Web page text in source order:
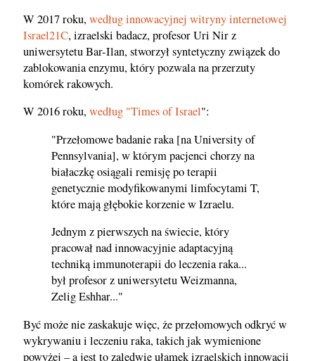
W 2017 roku,według innowacyjnej witryny internetowej
Israel21C, izraelski badacz, profesor Uri Nir z
uniwersytetu Bar-Ilan, stworzył syntetyczny związek do
zablokowania enzymu, który pozwala na przerzuty
komórek rakowych.
W 2016 roku,według "Times of Israel":
"Przełomowe badanie raka [na University of
Pennsylvania], w którym pacjenci chorzy na
białaczkę osiągali remisję po terapii
genetycznie modyfikowanymi limfocytami T,
które mają głębokie korzenie w Izraelu.
Jednym z pierwszych na świecie, który
pracował nad innowacyjnie adaptacyjną
techniką immunoterapii do leczenia raka...
był profesor z uniwersytetu Weizmanna,
Zelig Eshhar..."
Być może nie zaskakuje więc, że przełomowych odkryć w
wykrywaniu i leczeniu raka, takich jak wymienione
powyżej – a jest to zaledwie ułamek izraelskich innowacji